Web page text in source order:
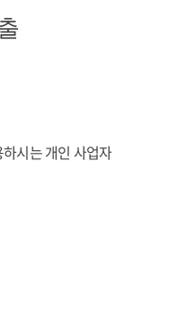
시는 개인 사업자